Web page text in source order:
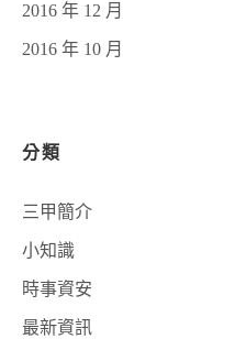
2016 年 12 月
2016 年 10 月
分類
三甲簡介
小知識
時事資安
最新資訊